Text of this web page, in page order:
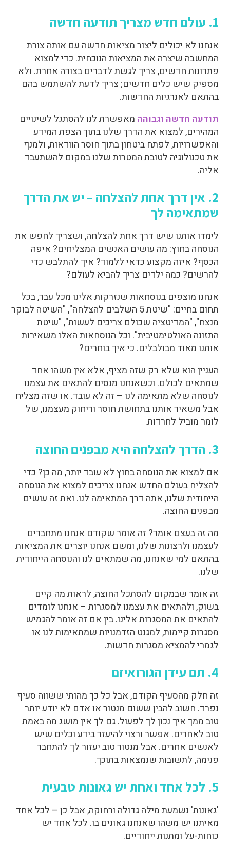
1. עולם חדש מצריך תודעה חדשה
אנחנו לא יכולים ליצור מציאות חדשה עם אותה צורת
המחשבה שיצרה את המציאות הנוכחית. כדי למצוא
פתרונות חדשים, צריך לגשת לדברים בצורה אחרת. ולא
מספיק שיש כלים חדשים; צריך לדעת להשתמש בהם
בהתאם לאנרגיות החדשות.
תודעה חדשה וגבוהה מאפשרת לנו להסתגל לשינויים
המהירים, למצוא את הדרך שלנו בתוך הצפת המידע
והאפשרויות, לפתח ביטחון בתוך חוסר הוודאות, ולמנף
את טכנולוגיה לטובת המטרות שלנו במקום להשתעבד
אליה.
2. אין דרך אחת להצלחה – יש את הדרך
שמתאימה לך
לימדו אותנו שיש דרך אחת להצלחה, ושצריך לחפש את
הנוסחה בחוץ: מה עושים האנשים המצליחים? איפה
הכסף? איזה מקצוע כדאי ללמוד? איך להתלבש כדי
להרשים? כמה ילדים צריך להביא לעולם?
אנחנו מוצפים בנוסחאות שנזרקות אלינו מכל עבר, בכל
תחום בחיים: "שיטת 5 השלבים להצלחה", "השיטה לבוקר
מנצח", "המדיטציה שכולם צריכים לעשות", "שיטת
התזונה האולטימטיבית". וכל הנוסחאות האלו משאירות
אותנו מאוד מבולבלים. כי איך בוחרים?
העניין הוא שלא רק שזה מציף, אלא אין משהו אחד
שמתאים לכולם. וכשאנחנו מנסים להתאים את עצמנו
לנוסחה שלא מתאימה לנו – זה לא עובד. או שזה מצליח
אבל משאיר אותנו בתחושת חוסר וריחוק מעצמנו, של
לומר מוביל לחרדות.
3. הדרך להצלחה היא מבפנים החוצה
אם למצוא את הנוסחה בחוץ לא עובד יותר, מה כן? כדי
להצליח בעולם החדש אנחנו צריכים למצוא את הנוסחה
הייחודית שלנו, אתה דרך המתאימה לנו. ואת זה עושים
מבפנים החוצה.
מה זה בעצם אומר? זה אומר שקודם אנחנו מתחברים
לעצמנו ולרצונות שלנו, ומשם אנחנו יוצרים את המציאות
בהתאם למי שאנחנו, מה שמתאים לנו והנוסחה הייחודית
שלנו.
זה אומר שבמקום להסתכל החוצה, לראות מה קיים
בשוק, ולהתאים את עצמנו למסגרות – אנחנו לומדים
להתאים את המסגרות אלינו. בין אם זה אומר להגמיש
מסגרות קיימות, למגנט הזדמנויות שמתאימות לנו או
לגמרי להמציא מסגרות חדשות.
4. תם עידן הגורואיזם
זה חלק מהסעיף הקודם, אבל כל כך מהותי ששווה סעיף
נפרד. חשוב להבין ששום מנטור או אדם לא יודע יותר
טוב ממך איך נכון לך לפעול. גם לך אין מושג מה באמת
טוב לאחרים. אפשר ורצוי להיעזר בידע וכלים שיש
לאנשים אחרים. אבל מנטור טוב יעזור לך להתחבר
פנימה, לתשובות שנמצאות בתוכך.
5. לכל אחד ואחת יש גאונות טבעית
'גאונות' נשמעת מילה גדולה ורחוקה, אבל כן – לכל אחד
מאיתנו יש משהו שאנחנו גאונים בו. לכל אחד יש
כוחות-על ומתנות ייחודיים.